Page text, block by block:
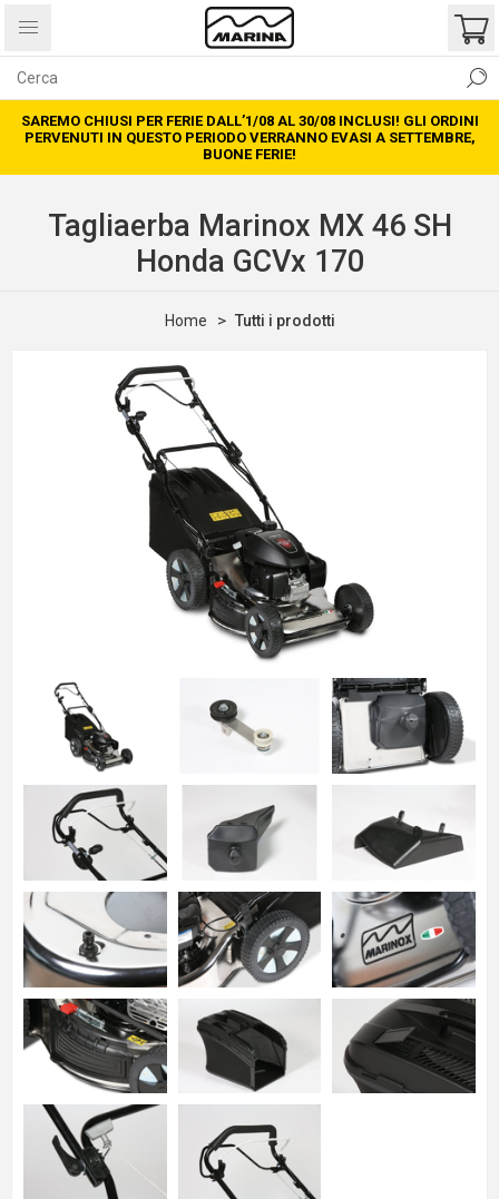
SAREMO CHIUSI PER FERIE DALL’1/08 AL 30/08 INCLUSI! GLI ORDINI
PERVENUTI IN QUESTO PERIODO VERRANNO EVASI A SETTEMBRE,
BUONE FERIE!
Tagliaerba Marinox MX 46 SH
Honda GCVx 170
Home Tutti i prodotti